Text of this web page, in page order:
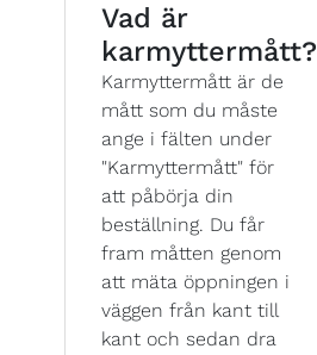
Vad är
karmyttermått?
Karmyttermått är de
mått som du måste
ange i fälten under
"Karmyttermått" för
att påbörja din
beställning. Du får
fram måtten genom
att mäta öppningen i
väggen från kant till
kant och sedan dra